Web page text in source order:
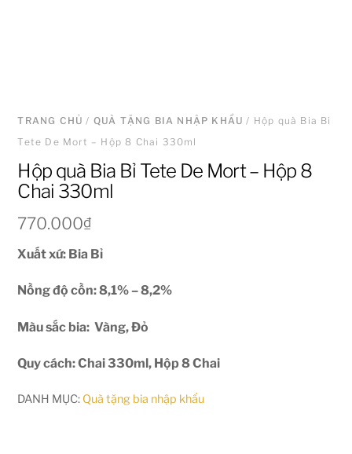
TRANG CHỦ / QUÀ TẶNG BIA NHẬP KHẨU / Hộp quà Bia Bỉ
Tete De Mort – Hộp 8 Chai 330ml
Hộp quà Bia Bỉ Tete De Mort – Hộp 8
Chai 330ml
770.000₫
Xuất xứ: Bia Bỉ
Nồng độ cồn: 8,1% – 8,2%
Màu sắc bia: Vàng, Đỏ
Quy cách: Chai 330ml, Hộp 8 Chai
DANH MỤC: Quà tặng bia nhập khẩu